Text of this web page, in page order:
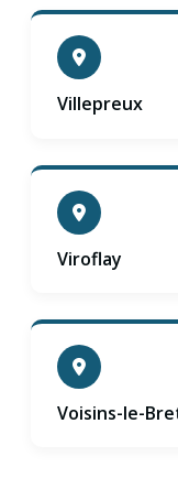
Villepreux
Viroflay
Voisins-le-